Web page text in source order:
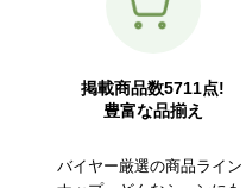
掲載商品数5711点!
豊富な品揃え
バイヤー厳選の商品ライン